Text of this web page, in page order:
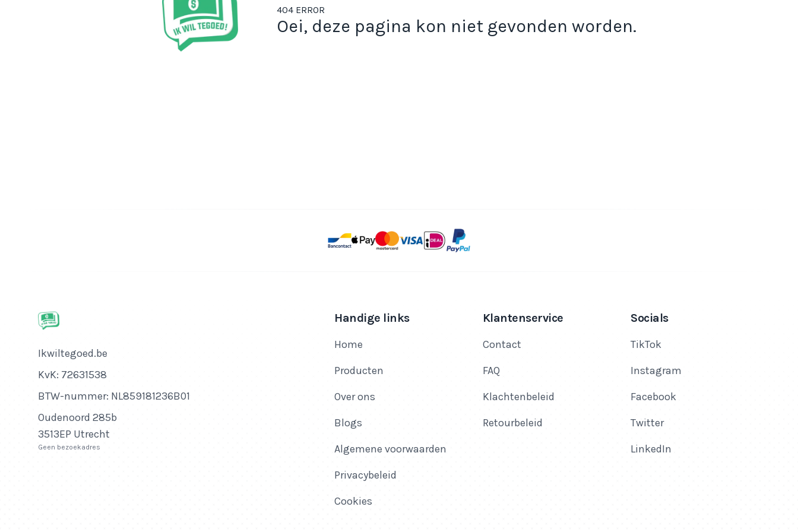
404 ERROR
Oei, deze pagina kon niet gevonden worden.
Bedrijfsnaam
Ikwiltegoed.be
KvK-nummer
KvK: 72631538
Btw-nummer
BTW-nummer: NL859181236B01
Adres
Oudenoord 285b
3513EP Utrecht
Geen bezoekadres
Handige links
Home
Producten
Over ons
Blogs
Algemene voorwaarden
Privacybeleid
Cookies
Klantenservice
Contact
FAQ
Klachtenbeleid
Retourbeleid
Socials
TikTok
Instagram
Facebook
Twitter
LinkedIn